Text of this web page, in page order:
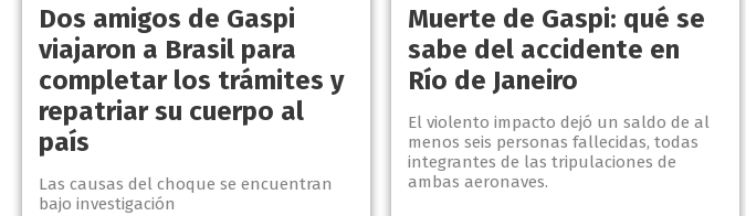
Dos amigos de Gaspi
viajaron a Brasil para
completar los trámites y
repatriar su cuerpo al
país
Las causas del choque se encuentran
bajo investigación
Muerte de Gaspi: qué se
sabe del accidente en
Río de Janeiro
El violento impacto dejó un saldo de al
menos seis personas fallecidas, todas
integrantes de las tripulaciones de
ambas aeronaves.